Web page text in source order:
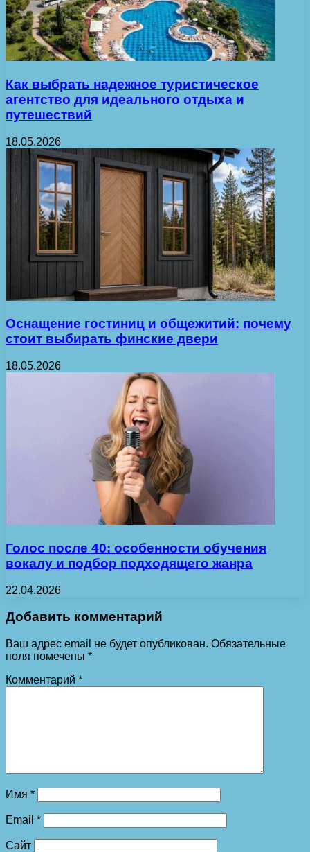
Как выбрать надежное туристическое
агентство для идеального отдыха и
путешествий
18.05.2026
Оснащение гостиниц и общежитий: почему
стоит выбирать финские двери
18.05.2026
Голос после 40: особенности обучения
вокалу и подбор подходящего жанра
22.04.2026
Добавить комментарий
Ваш адрес email не будет опубликован. Обязательные
поля помечены *
Комментарий *
Имя *
Email *
Сайт